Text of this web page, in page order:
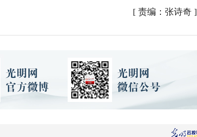
[ 责编：张诗奇 ]